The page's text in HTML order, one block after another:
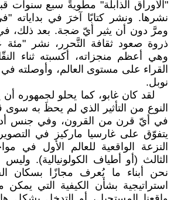
"الأوراق الذابلة" مطويةً سبع سنوات
نشرها. ونشر كتابًا آخرَ في
ذروة صعود ثقافة التَّحرر، نشر "مئة
وهي أعظم منجزاته، أكسبته ثناء
القراء على مستوى العالم، وأوصلته في
نوبل.
لقد كان غابو، كما يحلو لجمهوره أن
النوع من التأثير الذي لم يحظَ به سوى
في أيّ قرن من القرون، وفي جنس
يتفوّق على غارسيا ماركيز في
النزعة الواقعية للعالم الأول في
الثالث (أو أطياف الكولونيالية).
نحن أبناء ما يُعرف مجازًا بسكان
استراتيجية بشأن الكيفية التي يمكن